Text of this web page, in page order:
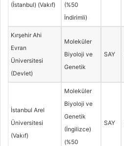
(İstanbul) (Vakıf)
(%50
İndirimli)
Kırşehir Ahi
Evran
Üniversitesi
(Devlet)
Moleküler
Biyoloji ve
Genetik
SAY
İstanbul Arel
Üniversitesi
(Vakıf)
Moleküler
Biyoloji ve
Genetik
(İngilizce)
(%50
SAY